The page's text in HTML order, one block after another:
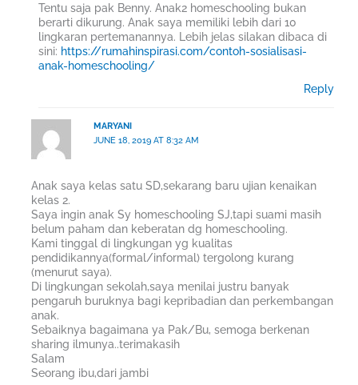
Tentu saja pak Benny. Anak2 homeschooling bukan
berarti dikurung. Anak saya memiliki lebih dari 10
lingkaran pertemanannya. Lebih jelas silakan dibaca di
sini: https://rumahinspirasi.com/contoh-sosialisasi-
anak-homeschooling/
Reply
MARYANI
JUNE 18, 2019 AT 8:32 AM
Anak saya kelas satu SD,sekarang baru ujian kenaikan
kelas 2.
Saya ingin anak Sy homeschooling SJ,tapi suami masih
belum paham dan keberatan dg homeschooling.
Kami tinggal di lingkungan yg kualitas
pendidikannya(formal/informal) tergolong kurang
(menurut saya).
Di lingkungan sekolah,saya menilai justru banyak
pengaruh buruknya bagi kepribadian dan perkembangan
anak.
Sebaiknya bagaimana ya Pak/Bu, semoga berkenan
sharing ilmunya..terimakasih
Salam
Seorang ibu,dari jambi